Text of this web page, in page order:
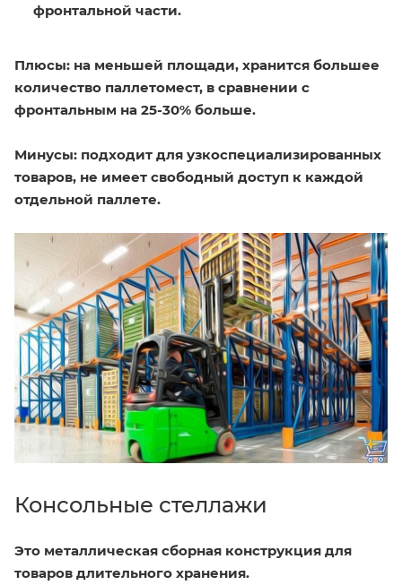
фронтальной части.
Плюсы: на меньшей площади, хранится большее
количество паллетомест, в сравнении с
фронтальным на 25-30% больше.
Минусы: подходит для узкоспециализированных
товаров, не имеет свободный доступ к каждой
отдельной паллете.
Консольные стеллажи
Это металлическая сборная конструкция для
товаров длительного хранения.